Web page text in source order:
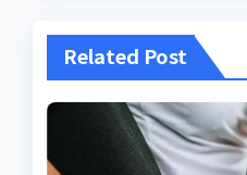
Related Post